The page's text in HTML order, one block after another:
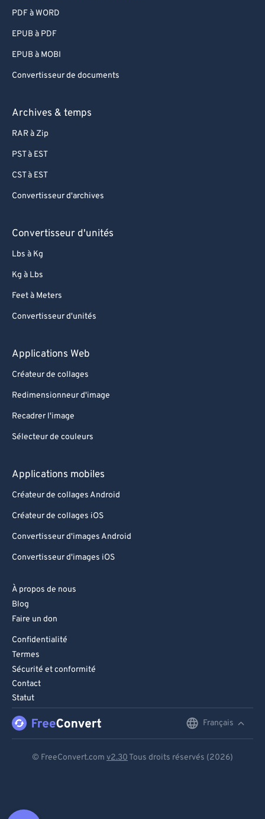
PDF à WORD
EPUB à PDF
EPUB à MOBI
Convertisseur de documents
Archives & temps
RAR à Zip
PST à EST
CST à EST
Convertisseur d'archives
Convertisseur d'unités
Lbs à Kg
Kg à Lbs
Feet à Meters
Convertisseur d'unités
Applications Web
Créateur de collages
Redimensionneur d'image
Recadrer l'image
Sélecteur de couleurs
Applications mobiles
Créateur de collages Android
Créateur de collages iOS
Convertisseur d'images Android
Convertisseur d'images iOS
À propos de nous
Blog
Faire un don
Confidentialité
Termes
Sécurité et conformité
Contact
Statut
Français
© FreeConvert.com v2.30 Tous droits réservés (2026)